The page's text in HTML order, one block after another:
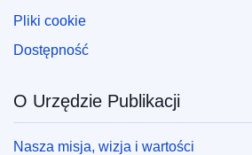
Pliki cookie
Dostępność
O Urzędzie Publikacji
Nasza misja, wizja i wartości